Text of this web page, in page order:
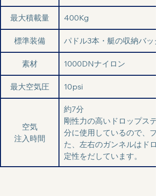
最大積載量 400Kg
標準装備 パドル3本・艇の収納バ
素材 1000DNナイロン
最大空気圧 10psi
空気
注入時間
約7分
剛性力の高いドロップス
分に使用しているので、
た、左右のガンネルはド
定性をだしています。